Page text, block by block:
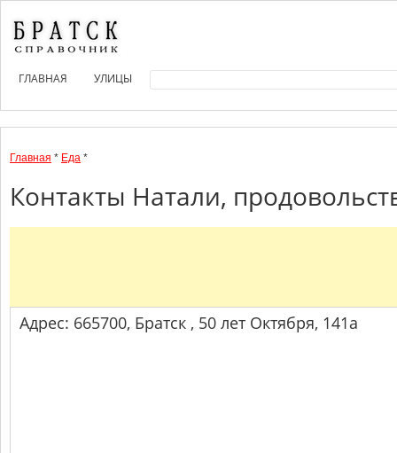
ГЛАВНАЯ УЛИЦЫ
Главная * Еда *
Контакты Натали,
Адрес: 665700, Братск , 50 лет Октября, 141а